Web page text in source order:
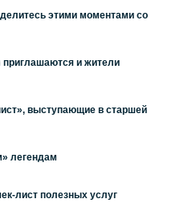
этими моментами со
приглашаются и жители
выступающие в старшей
легендам
лист полезных услуг